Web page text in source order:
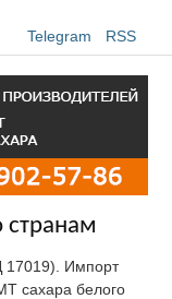
Telegram RSS
странам
17019). Импорт
сахара белого